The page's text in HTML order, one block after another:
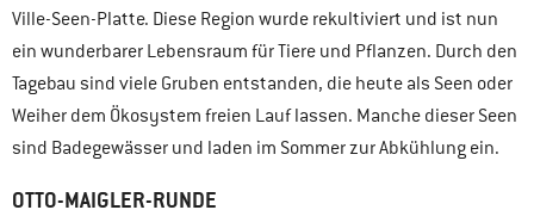
Ville-Seen-Platte. Diese Region wurde rekultiviert und ist nun
ein wunderbarer Lebensraum für Tiere und Pflanzen. Durch den
Tagebau sind viele Gruben entstanden, die heute als Seen oder
Weiher dem Ökosystem freien Lauf lassen. Manche dieser Seen
sind Badegewässer und laden im Sommer zur Abkühlung ein.
OTTO-MAIGLER-RUNDE